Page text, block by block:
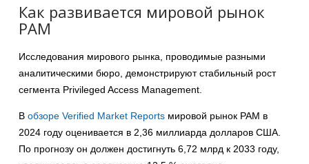
Как развивается мировой рынок
PAM
Исследования мирового рынка, проводимые разными
аналитическими бюро, демонстрируют стабильный рост
сегмента Privileged Access Management.
В обзоре Verified Market Reports мировой рынок PAM в
2024 году оценивается в 2,36 миллиарда долларов США.
По прогнозу он должен достигнуть 6,72 млрд к 2033 году,